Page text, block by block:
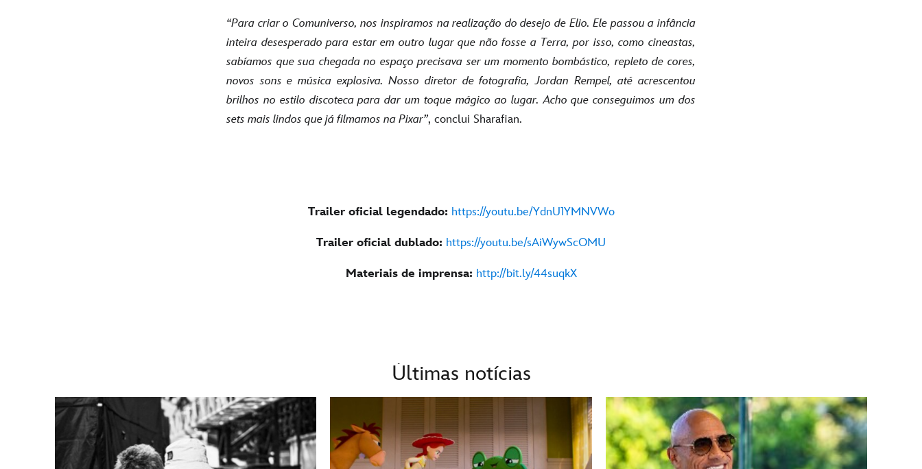
“Para criar o Comuniverso, nos inspiramos na realização do desejo de Elio. Ele passou a infância
inteira desesperado para estar em outro lugar que não fosse a Terra, por isso, como cineastas,
sabíamos que sua chegada no espaço precisava ser um momento bombástico, repleto de cores,
novos sons e música explosiva. Nosso diretor de fotografia, Jordan Rempel, até acrescentou
brilhos no estilo discoteca para dar um toque mágico ao lugar. Acho que conseguimos um dos
sets mais lindos que já filmamos na Pixar”, conclui Sharafian.
Trailer oficial legendado: https://youtu.be/YdnU1YMNVWo
Trailer oficial dublado: https://youtu.be/sAiWywScOMU
Materiais de imprensa: http://bit.ly/44suqkX
Últimas notícias